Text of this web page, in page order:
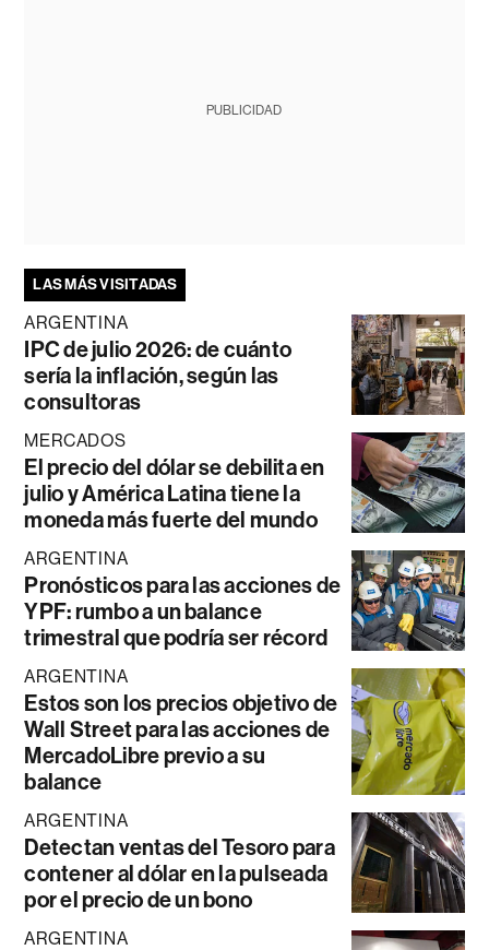
PUBLICIDAD
LAS MÁS VISITADAS
ARGENTINA
IPC de julio 2026: de cuánto
sería la inflación, según las
consultoras
MERCADOS
El precio del dólar se debilita en
julio y América Latina tiene la
moneda más fuerte del mundo
ARGENTINA
Pronósticos para las acciones de
YPF: rumbo a un balance
trimestral que podría ser récord
ARGENTINA
Estos son los precios objetivo de
Wall Street para las acciones de
MercadoLibre previo a su
balance
ARGENTINA
Detectan ventas del Tesoro para
contener al dólar en la pulseada
por el precio de un bono
ARGENTINA